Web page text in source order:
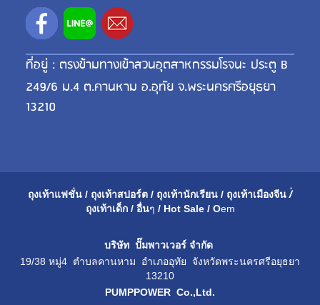
ที่อยู่ : ตรงข้ามทางเข้าสวนอุตสาหกรรมโรจนะ ประตู B
249/6 ม.4 ต.คานหาม อ.อุทัย จ.พระนครศรีอยุธยา
13210
ถุงเท้าแฟชั่น / ถุงเท้าสปอร์ต / ถุงเท้านักเรียน / ถุงเท้าเมืองจีน /่
ถุงเท้าเด็ก / อื่นๆ / Hot Sale / Oem
บริษัท ปั๊มพาวเวอร์ จำกัด
19/38 หมู่4 ตำบลคานหาม อำเภออุทัย จังหวัดพระนครศรีอยุธยา
13210
PUMPPOWER Co.,Ltd.